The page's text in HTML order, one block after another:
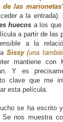
de las
a la
huecos a los que
a partir de las
a la
Sissy(una
mantiene con
Y es
clave que me
esta película.
se ha escrito
nos muestra